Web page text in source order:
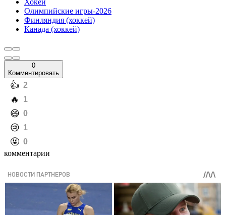
Хокей
Олимпийские игры-2026
Финляндия (хоккей)
Канада (хоккей)
0
Комментировать
️👍 2
️🔥 1
️😄 0
️😢 1
️🤬 0
комментарии